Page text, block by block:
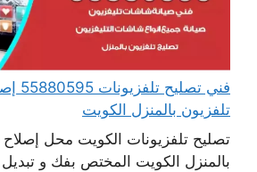
فني
تلفزيون بالمنزل الكويت
تصليح تلفزيونات الكويت محل
بالمنزل الكويت المختص بفك و تبديل